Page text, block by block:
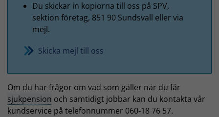
Du skickar in kopiorna till oss på SPV,
sektion företag, 851 90 Sundsvall eller via
mejl.
Skicka mejl till oss
Om du har frågor om vad som gäller när du får
sjukpension och samtidigt jobbar kan du kontakta vår
kundservice på telefonnummer 060-18 76 57.